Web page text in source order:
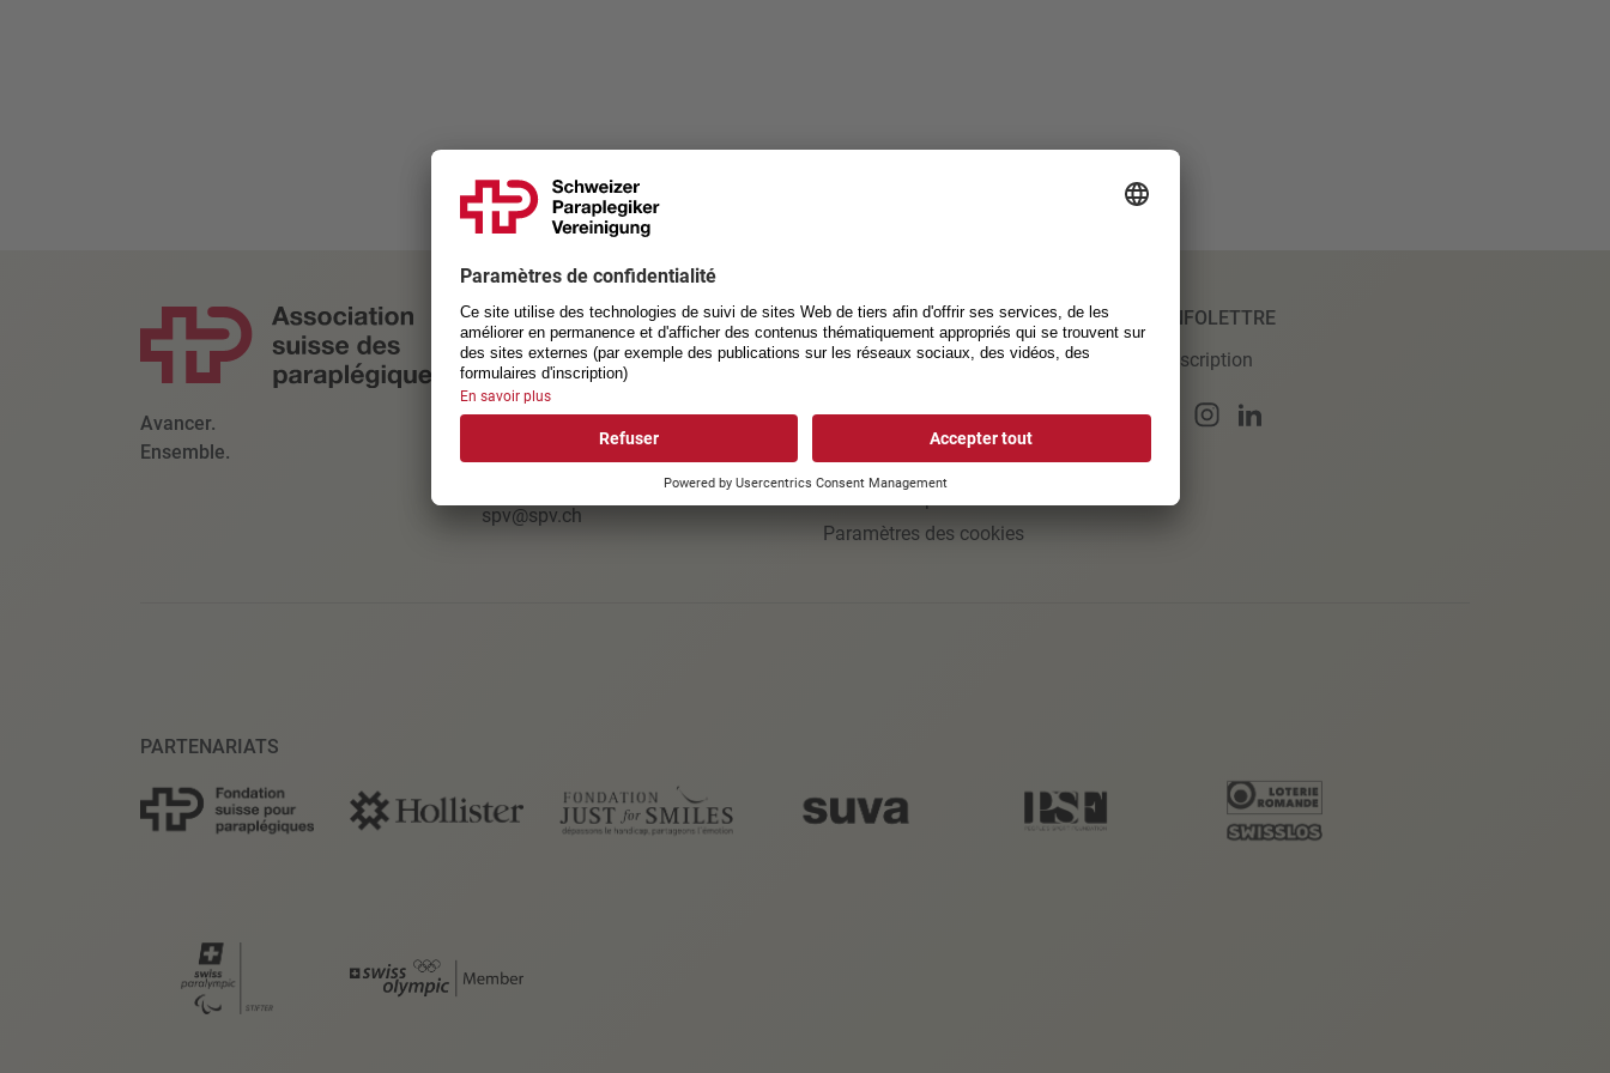
Avancer.
Ensemble.
CONTACT
Association
suisse des paraplégiques
Kantonsstrasse 40
spv@spv.ch
LIENS UTILES
Jobs
Protection des données
Conditions générales de commerce
Paramètres des cookies
INFOLETTRE
Inscription
PARTENARIATS